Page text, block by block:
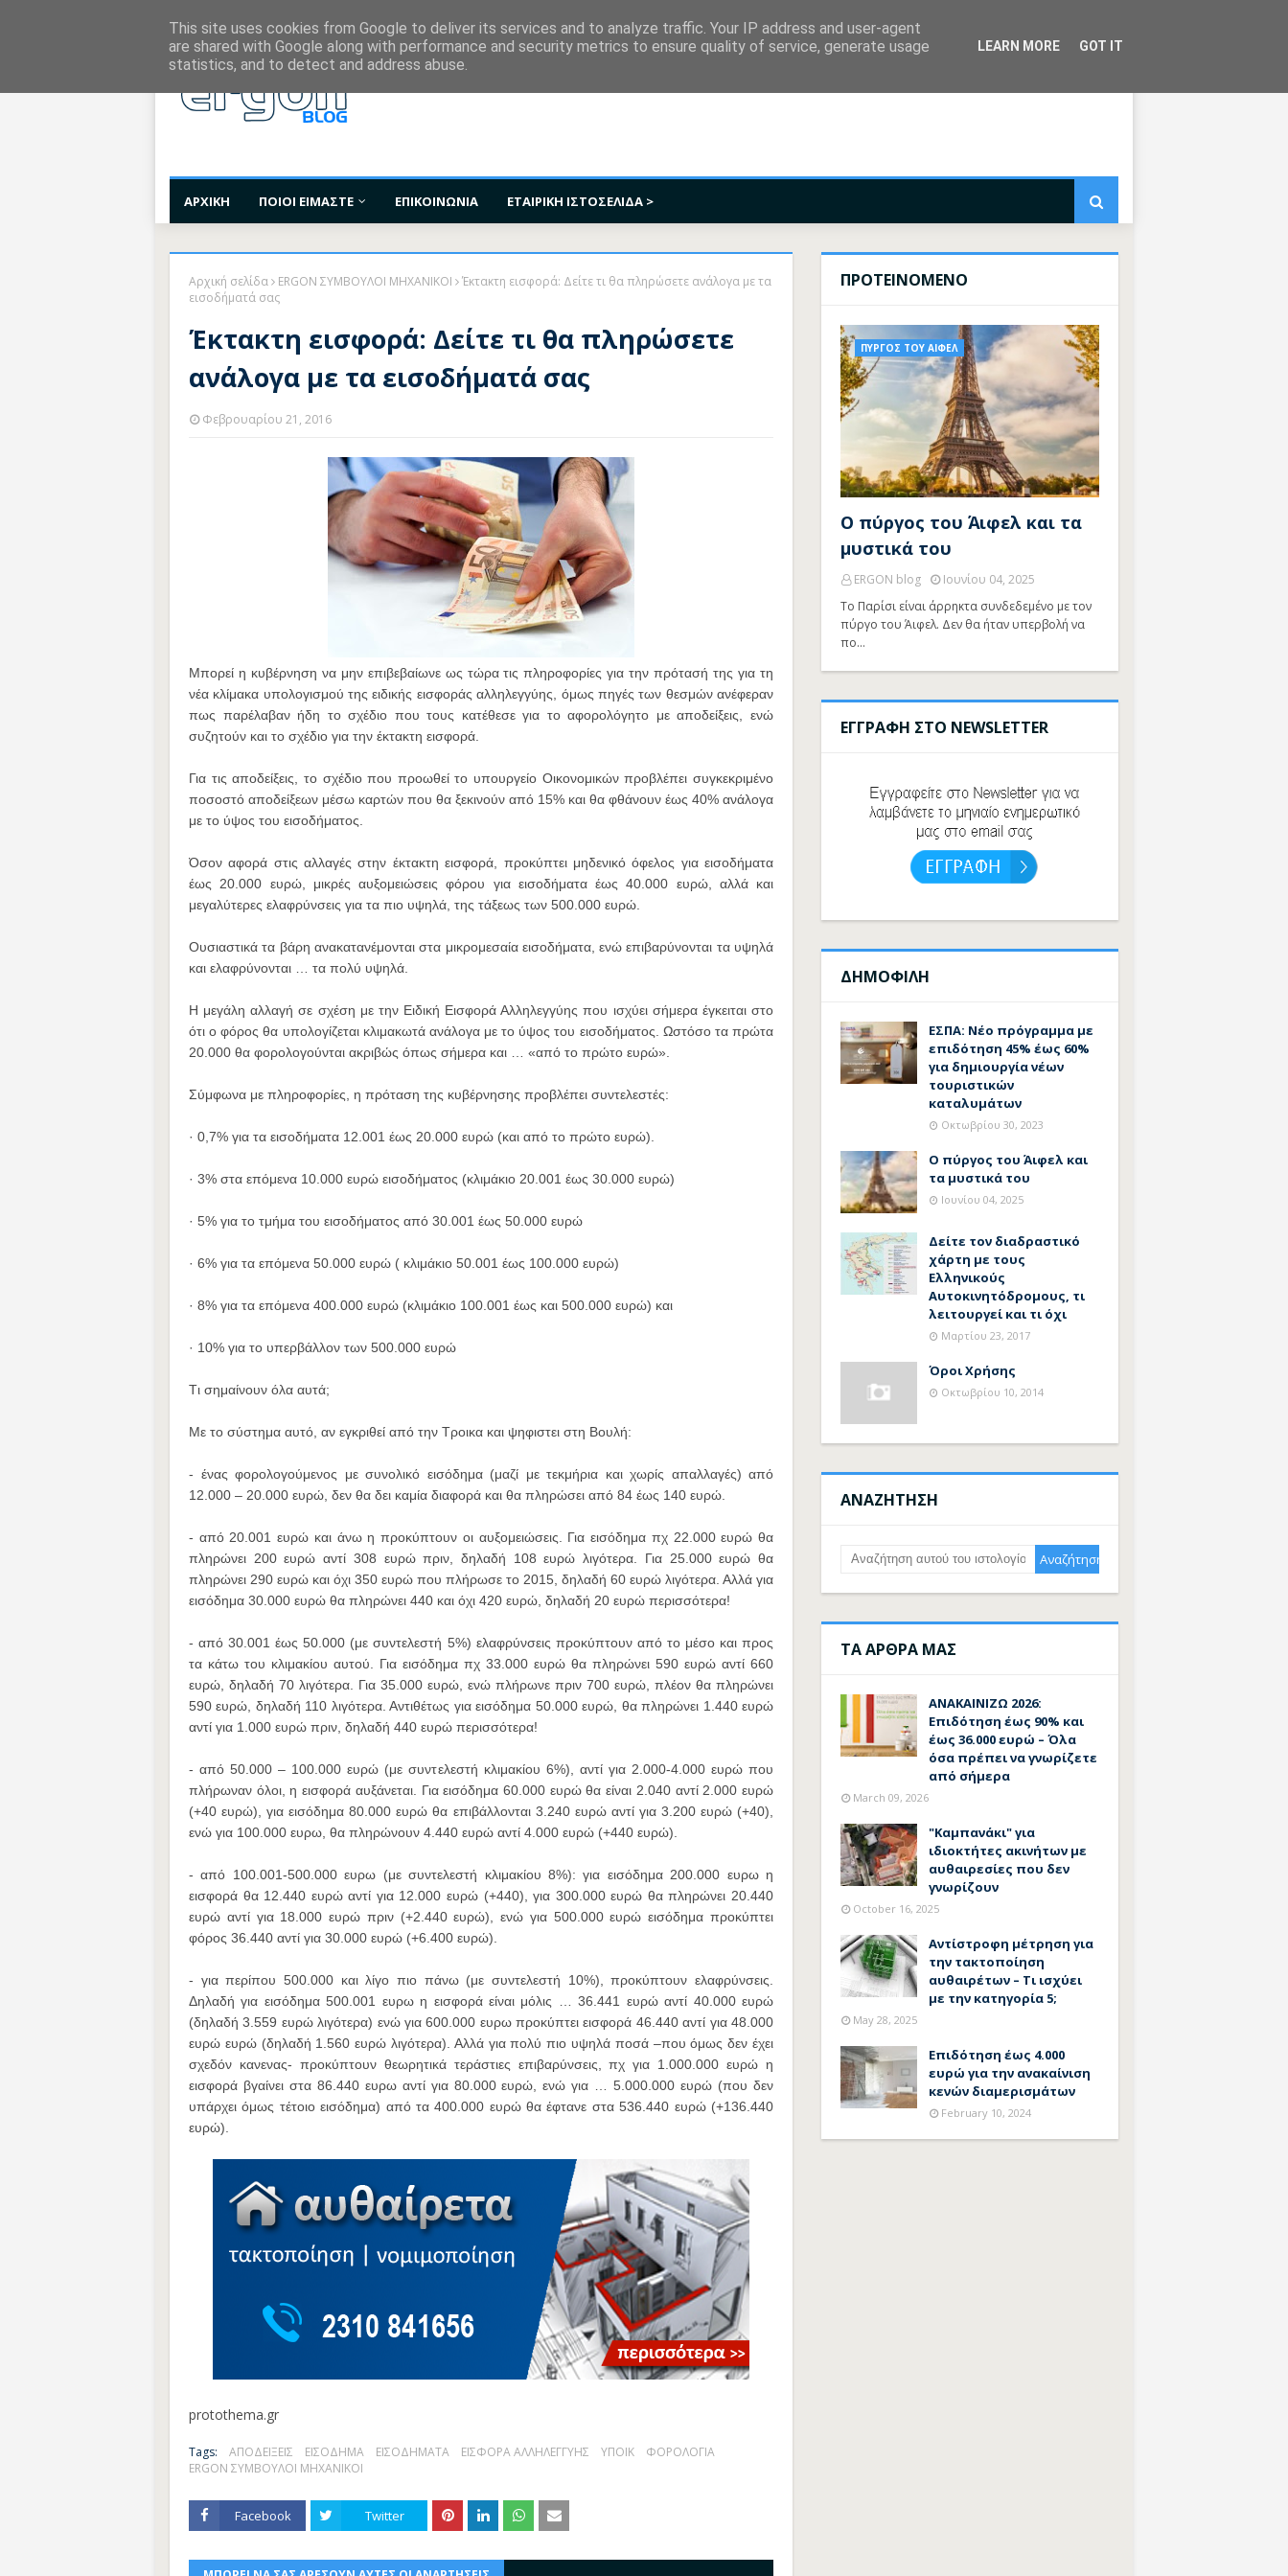
ΑΡΧΙΚΗ ΠΟΙΟΙ ΕΙΜΑΣΤΕ ΕΠΙΚΟΙΝΩΝΙΑ ΕΤΑΙΡΙΚΗ ΙΣΤΟΣΕΛΙΔΑ >
Αρχική σελίδα ERGON ΣΥΜΒΟΥΛΟΙ ΜΗΧΑΝΙΚΟΙ
Έκτακτη εισφορά: Δείτε τι θα πληρώσετε ανάλογα με τα
εισοδήματά σας
Έκτακτη εισφορά: Δείτε τι θα πληρώσετε
ανάλογα με τα εισοδήματά σας
Φεβρουαρίου 21, 2016
Μπορεί η κυβέρνηση να μην επιβεβαίωνε ως τώρα τις πληροφορίες για την πρότασή της για τη
νέα κλίμακα υπολογισμού της ειδικής εισφοράς αλληλεγγύης, όμως πηγές των θεσμών ανέφεραν
πως παρέλαβαν ήδη το σχέδιο που τους κατέθεσε για το αφορολόγητο με αποδείξεις, ενώ
συζητούν και το σχέδιο για την έκτακτη εισφορά​.
​Για τις αποδείξεις, ​το σχέδιο που προωθεί το υπουργείο Οικονομικών προβλέπει συγκεκριμένο
ποσοστό αποδείξεων ​μέσω καρτών ​που θα ξεκινούν από 15% και θα φθάνουν έως 40% ανάλογα
με το ύψος του εισοδήματος.​
​Όσον αφορά στις αλλαγές στην έκτακτη εισφορά, προκύπτει μηδενικό όφελος για εισοδήματα
έως 20.000 ευρώ, μικρές αυξομειώσεις φόρου για εισοδήματα έως 40.000 ευρώ, αλλά και
μεγαλύτερες ελαφρύνσεις για τα πιο υψηλά, της τάξεως των 500.000 ευρώ.
Ουσιαστικά τα βάρη ανακατανέμονται στα μικρομεσαία εισοδήματα, ενώ επιβαρύνονται τα υψηλά
και ελαφρύνονται … τα πολύ υψηλά.
Η μεγάλη αλλαγή σε σχέση με την Ειδική Εισφορά Αλληλεγγύης που ισχύει σήμερα έγκειται στο
ότι ο φόρος θα υπολογίζεται κλιμακωτά ανάλογα με το ύψος του εισοδήματος. Ωστόσο τα πρώτα
20.000 θα φορολογούνται ακριβώς όπως σήμερα και … «από το πρώτο ευρώ».
Σύμφωνα με πληροφορίες, η πρόταση της κυβέρνησης προβλέπει συντελεστές:
· 0,7% για τα εισοδήματα 12.001 έως 20.000 ευρώ (και από το πρώτο ευρώ).
· 3% στα επόμενα 10.000 ευρώ εισοδήματος (κλιμάκιο 20.001 έως 30.000 ευρώ)
· 5% για το τμήμα του εισοδήματος από 30.001 έως 50.000 ευρώ
· 6% για τα επόμενα 50.000 ευρώ ( κλιμάκιο 50.001 έως 100.000 ευρώ)
· 8% για τα επόμενα 400.000 ευρώ (κλιμάκιο 100.001 έως και 500.000 ευρώ) και
· 10% για το υπερβάλλον των 500.000 ευρώ
Tι σημαίνουν όλα αυτά;
Με το σύστημα αυτό, αν εγκριθεί από την Τροικα και ψηφιστει στη Βουλή:
- ένας φορολογούμενος με συνολικό εισόδημα (μαζί με τεκμήρια και χωρίς απαλλαγές) από
12.000 – 20.000 ευρώ, δεν θα δει καμία διαφορά και θα πληρώσει από 84 έως 140 ευρώ.
- από 20.001 ευρώ και άνω η προκύπτουν οι αυξομειώσεις. Για εισόδημα πχ 22.000 ευρώ θα
πληρώνει 200 ευρώ αντί 308 ευρώ πριν, δηλαδή 108 ευρώ λιγότερα. Για 25.000 ευρώ θα
πληρώνει 290 ευρώ και όχι 350 ευρώ που πλήρωσε το 2015, δηλαδή 60 ευρώ λιγότερα. Αλλά για
εισόδημα 30.000 ευρώ θα πληρώνει 440 και όχι 420 ευρώ, δηλαδή 20 ευρώ περισσότερα!
- από 30.001 έως 50.000 (με συντελεστή 5%) ελαφρύνσεις προκύπτουν από το μέσο και προς
τα κάτω του κλιμακίου αυτού. Για εισόδημα πχ 33.000 ευρώ θα πληρώνει 590 ευρώ αντί 660
ευρώ, δηλαδή 70 λιγότερα. Για 35.000 ευρώ, ενώ πλήρωνε πριν 700 ευρώ, πλέον θα πληρώνει
590 ευρώ, δηλαδή 110 λιγότερα. Αντιθέτως για εισόδημα 50.000 ευρώ, θα πληρώνει 1.440 ευρώ
αντί για 1.000 ευρώ πριν, δηλαδή 440 ευρώ περισσότερα!
- από 50.000 – 100.000 ευρώ (με συντελεστή κλιμακίου 6%), αντί για 2.000-4.000 ευρώ που
πλήρωναν όλοι, η εισφορά αυξάνεται. Για εισόδημα 60.000 ευρώ θα είναι 2.040 αντί 2.000 ευρώ
(+40 ευρώ), για εισόδημα 80.000 ευρώ θα επιβάλλονται 3.240 ευρώ αντί για 3.200 ευρώ (+40),
ενώ για 100.000 ευρω, θα πληρώνουν 4.440 ευρώ αντί 4.000 ευρώ (+440 ευρώ).
- από 100.001-500.000 ευρω (με συντελεστή κλιμακίου 8%): για εισόδημα 200.000 ευρω η
εισφορά θα 12.440 ευρώ αντί για 12.000 ευρώ (+440), για 300.000 ευρώ θα πληρώνει 20.440
ευρώ αντί για 18.000 ευρώ πριν (+2.440 ευρώ), ενώ για 500.000 ευρώ εισόδημα προκύπτει
φόρος 36.440 αντί για 30.000 ευρώ (+6.400 ευρώ).
- για περίπου 500.000 και λίγο πιο πάνω (με συντελεστή 10%), προκύπτουν ελαφρύνσεις.
Δηλαδή για εισόδημα 500.001 ευρω η εισφορά είναι μόλις … 36.441 ευρώ αντί 40.000 ευρώ
(δηλαδή 3.559 ευρώ λιγότερα) ενώ για 600.000 ευρω προκύπτει εισφορά 46.440 αντί για 48.000
ευρώ ευρώ (δηλαδή 1.560 ευρώ λιγότερα). Αλλά για πολύ πιο υψηλά ποσά –που όμως δεν έχει
σχεδόν κανενας- προκύπτουν θεωρητικά τεράστιες επιβαρύνσεις, πχ για 1.000.000 ευρώ η
εισφορά βγαίνει στα 86.440 ευρω αντί για 80.000 ευρώ, ενώ για … 5.000.000 ευρώ (που δεν
υπάρχει όμως τέτοιο εισόδημα) από τα 400.000 ευρώ θα έφτανε στα 536.440 ευρώ (+136.440
ευρώ).
protothema.gr
Tags: ΑΠΟΔΕΙΞΕΙΣ ΕΙΣΟΔΗΜΑ ΕΙΣΟΔΗΜΑΤΑ ΕΙΣΦΟΡΑ ΑΛΛΗΛΕΓΓΥΗΣ ΥΠΟΙΚ
ΦΟΡΟΛΟΓΙΑ
ERGON ΣΥΜΒΟΥΛΟΙ ΜΗΧΑΝΙΚΟΙ
Facebook Twitter
ΠΡΟΤΕΙΝΟΜΕΝΟ
ΠΥΡΓΟΣ ΤΟΥ ΑΙΦΕΛ
Ο πύργος του Άιφελ και τα
μυστικά του
ERGON blog
Ιουνίου 04, 2025
Το Παρίσι είναι άρρηκτα συνδεδεμένο με τον
πύργο του Άιφελ. Δεν θα ήταν υπερβολή να
πο…
ΕΓΓΡΑΦΗ ΣΤΟ NEWSLETTER
ΔΗΜΟΦΙΛΗ
ΕΣΠΑ: Νέο πρόγραμμα με
επιδότηση 45% έως 60%
για δημιουργία νέων
τουριστικών
καταλυμάτων
Οκτωβρίου 30, 2023
Ο πύργος του Άιφελ και
τα μυστικά του
Ιουνίου 04, 2025
Δείτε τον διαδραστικό
χάρτη με τους
Ελληνικούς
Αυτοκινητόδρομους, τι
λειτουργεί και τι όχι
Μαρτίου 23, 2017
Όροι Χρήσης
Οκτωβρίου 10, 2014
ΑΝΑΖΗΤΗΣΗ
ΤΑ ΑΡΘΡΑ ΜΑΣ
ΑΝΑΚΑΙΝΙΖΩ 2026:
Επιδότηση έως 90% και
έως 36.000 ευρώ – Όλα
όσα πρέπει να γνωρίζετε
από σήμερα
March 09, 2026
"Καμπανάκι" για
ιδιοκτήτες ακινήτων με
αυθαιρεσίες που δεν
γνωρίζουν
October 16, 2025
Αντίστροφη μέτρηση για
την τακτοποίηση
αυθαιρέτων – Τι ισχύει
με την κατηγορία 5;
May 28, 2025
Επιδότηση έως 4.000
ευρώ για την ανακαίνιση
κενών διαμερισμάτων
February 10, 2024
This site uses cookies from Google to deliver its services and to analyze traffic. Your IP address and user-agent
are shared with Google along with performance and security metrics to ensure quality of service, generate usage
statistics, and to detect and address abuse.
LEARN MORE GOT IT